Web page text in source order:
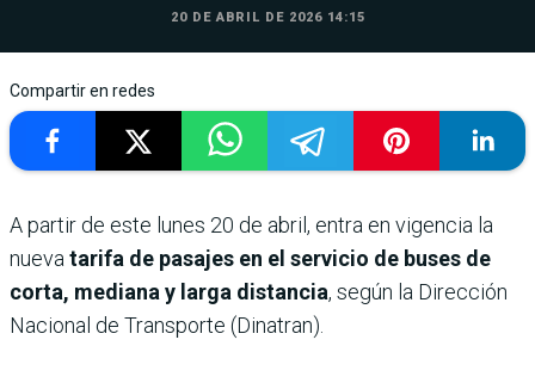
20 DE ABRIL DE 2026 14:15
Compartir en redes
A partir de este lunes 20 de abril, entra en vigencia la
nuevatarifa de pasajes en el servicio de buses de
corta, mediana y larga distancia, según la Dirección
Nacional de Transporte (Dinatran).